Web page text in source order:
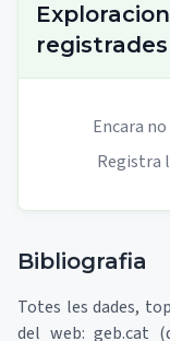
registrades
Encara
Registra
Bibliografia
Totes les dades,
del web: geb.cat